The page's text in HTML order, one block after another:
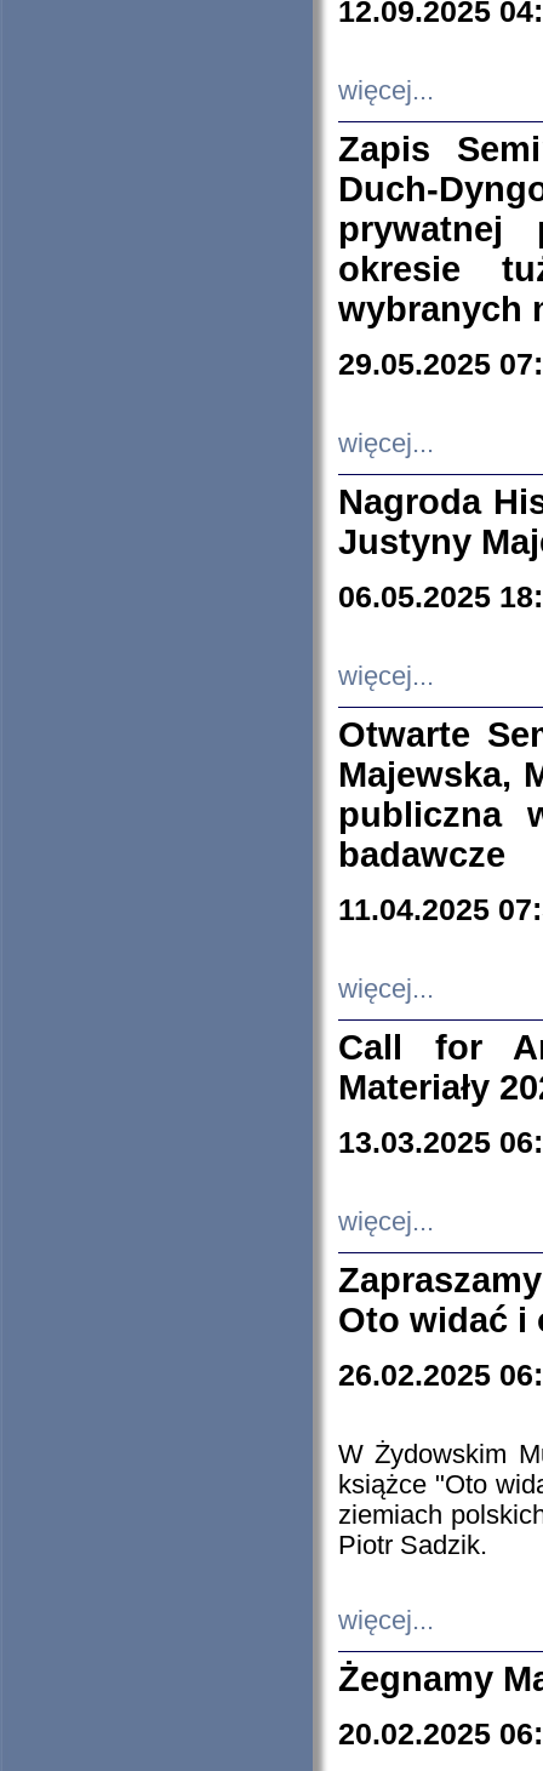
12.09.2025
więcej...
Zapis
Duch-
prywatnej
okresie
wybranych
29.05.2025
więcej...
Nagroda
Justyny
06.05.2025
więcej...
Otwarte
Majewska,
publiczna
badawcze
11.04.2025
więcej...
Call for
Materiały
13.03.2025
więcej...
Oto widać i
26.02.2025
W Żydowskim
książce "Oto
ziemiach
Piotr Sadzik.
więcej...
Żegnamy
20.02.2025